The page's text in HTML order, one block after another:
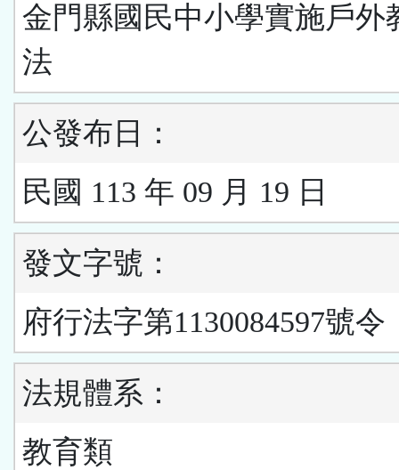
金門縣國民中小學實施戶外
法
公發布日：
民國 113 年 09 月 19 日
發文字號：
府行法字第1130084597號令
法規體系：
教育類